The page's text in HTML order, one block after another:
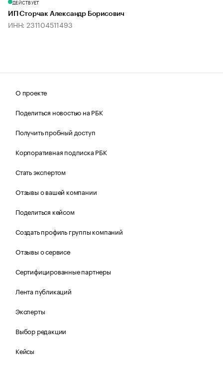
ДЕЙСТВУЕТ
ИП Сторчак Александр Борисович
ИНН: 231104511493
О проекте
Поделиться новостью на РБК
Получить пробный доступ
Корпоративная подписка РБК
Стать экспертом
Отзывы о вашей компании
Поделиться кейсом
Создать профиль группы компаний
Отзывы о сервисе
Сертифицированные партнеры
Лента публикаций
Эксперты
Выбор редакции
Кейсы